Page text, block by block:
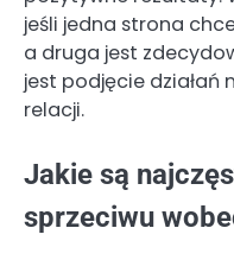
jeśli jedna strona
a druga jest
jest podjęcie
relacji.
Jakie są
sprzeciwu